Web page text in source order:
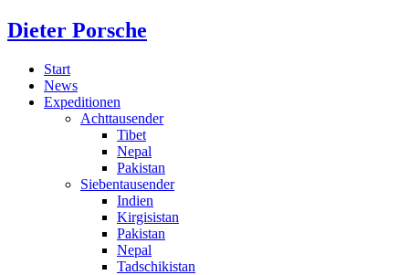
Dieter Porsche
Start
News
Expeditionen
Achttausender
Tibet
Nepal
Pakistan
Siebentausender
Indien
Kirgisistan
Pakistan
Nepal
Tadschikistan